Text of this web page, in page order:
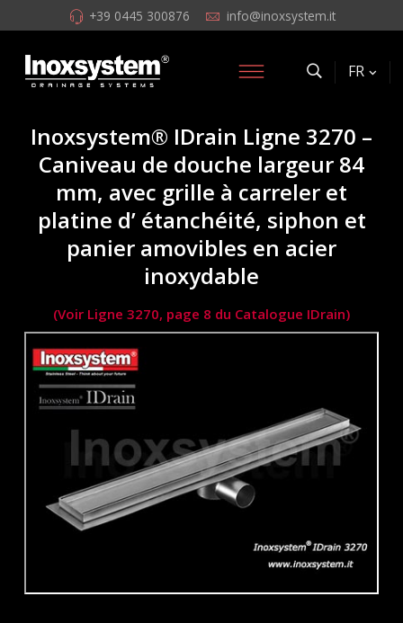
+39 0445 300876 info@inoxsystem.it
FR
Inoxsystem® IDrain Ligne 3270 –
Caniveau de douche largeur 84
mm, avec grille à carreler et
platine d’ étanchéité, siphon et
panier amovibles en acier
inoxydable
(Voir Ligne 3270, page 8 du Catalogue IDrain)